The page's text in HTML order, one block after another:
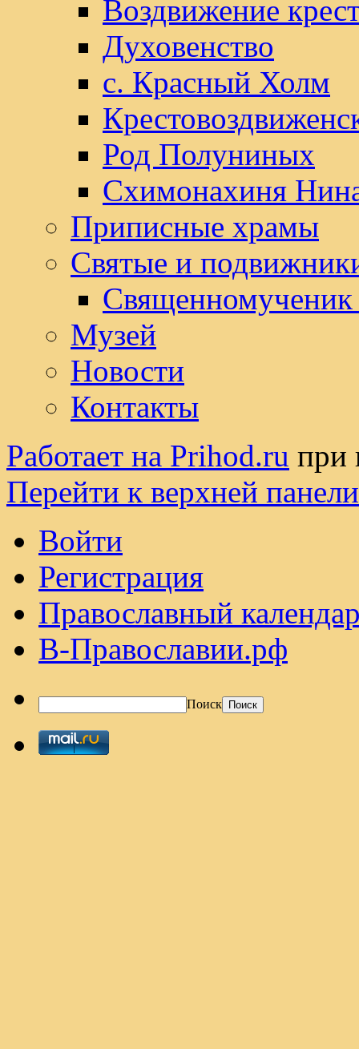
Воздвижение
Духовенство
с. Красный Холм
Род Полуниных
Схимонахиня
Приписные храмы
Святые и
Музей
Новости
Контакты
Работает на Prihod.ru при
Перейти к верхней панели
Войти
Регистрация
Православный
В-Православии.рф
Поиск